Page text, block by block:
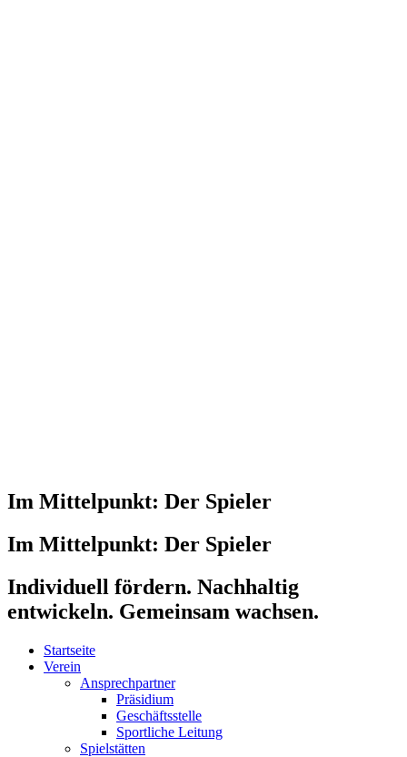
Im Mittelpunkt: Der Spieler
Im Mittelpunkt: Der Spieler
Individuell fördern. Nachhaltig
entwickeln. Gemeinsam wachsen.
Startseite
Verein
Ansprechpartner
Präsidium
Geschäftsstelle
Sportliche Leitung
Spielstätten